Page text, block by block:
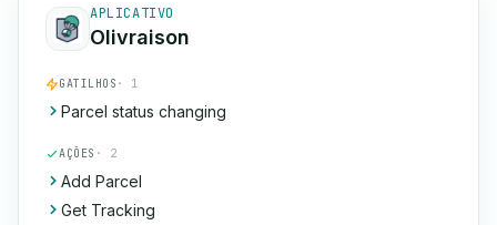
APLICATIVO
Olivraison
GATILHOS · 1
Parcel status changing
AÇÕES · 2
Add Parcel
Get Tracking